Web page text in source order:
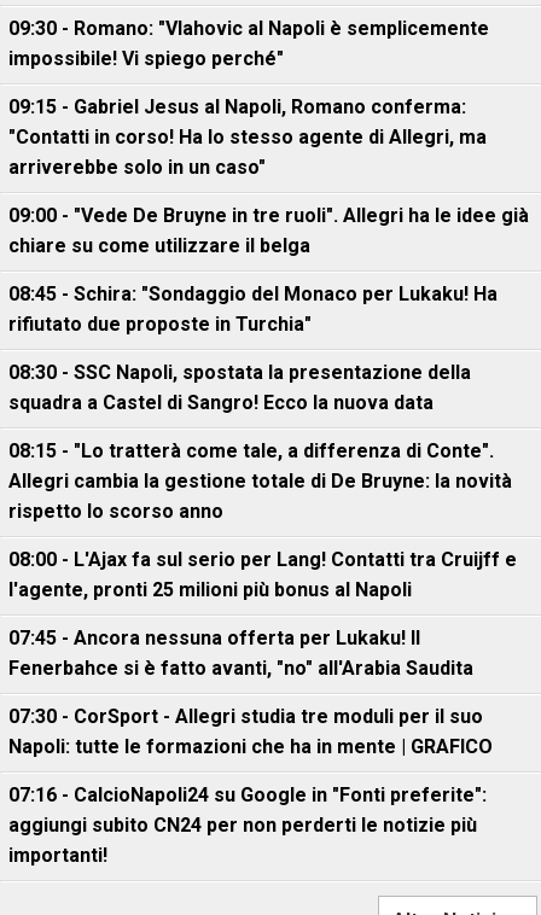
09:30 - Romano: "Vlahovic al Napoli è semplicemente
impossibile! Vi spiego perché"
09:15 - Gabriel Jesus al Napoli, Romano conferma:
"Contatti in corso! Ha lo stesso agente di Allegri, ma
arriverebbe solo in un caso"
09:00 - "Vede De Bruyne in tre ruoli". Allegri ha le idee già
chiare su come utilizzare il belga
08:45 - Schira: "Sondaggio del Monaco per Lukaku! Ha
rifiutato due proposte in Turchia"
08:30 - SSC Napoli, spostata la presentazione della
squadra a Castel di Sangro! Ecco la nuova data
08:15 - "Lo tratterà come tale, a differenza di Conte".
Allegri cambia la gestione totale di De Bruyne: la novità
rispetto lo scorso anno
08:00 - L'Ajax fa sul serio per Lang! Contatti tra Cruijff e
l'agente, pronti 25 milioni più bonus al Napoli
07:45 - Ancora nessuna offerta per Lukaku! Il
Fenerbahce si è fatto avanti, "no" all'Arabia Saudita
07:30 - CorSport - Allegri studia tre moduli per il suo
Napoli: tutte le formazioni che ha in mente | GRAFICO
07:16 - CalcioNapoli24 su Google in "Fonti preferite":
aggiungi subito CN24 per non perderti le notizie più
importanti!